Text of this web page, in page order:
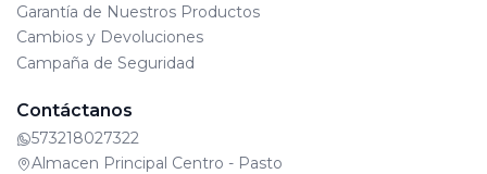
Garantía de Nuestros Productos
Cambios y Devoluciones
Campaña de Seguridad
Contáctanos
573218027322
Almacen Principal Centro - Pasto